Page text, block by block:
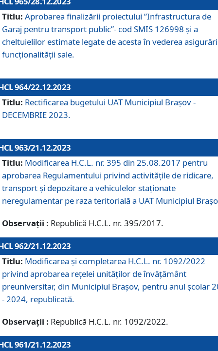
Titlu: Aprobarea finalizării proiectului ”Infrastructura de
Garaj pentru transport public”- cod SMIS 126998 și a
cheltuielilor estimate legate de acesta în vederea
funcționalității sale.
964/22.12.2023
Titlu: Rectificarea bugetului UAT Municipiul Braşov -
DECEMBRIE 2023.
963/21.12.2023
Titlu: Modificarea H.C.L. nr. 395 din 25.08.2017 pentru
aprobarea Regulamentului privind activitățile de ridicare,
transport şi depozitare a vehiculelor staționate
neregulamentar pe raza teritorială a UAT Municipiul
Observații : Republică H.C.L. nr. 395/2017.
962/21.12.2023
Titlu: Modificarea și completarea H.C.L. nr. 1092/2022
privind aprobarea rețelei unităților de învăţământ
preuniversitar, din Municipiul Braşov, pentru anul școlar
- 2024, republicată.
Observații : Republică H.C.L. nr. 1092/2022.
961/21.12.2023